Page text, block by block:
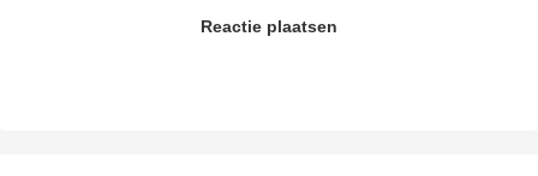
Reactie plaatsen